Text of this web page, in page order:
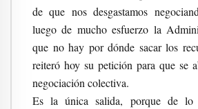
de que nos desgastamos
luego de mucho esfuerzo la
que no hay por dónde sacar los
reiteró hoy su petición para que se
negociación colectiva.
Es la única salida, porque de lo